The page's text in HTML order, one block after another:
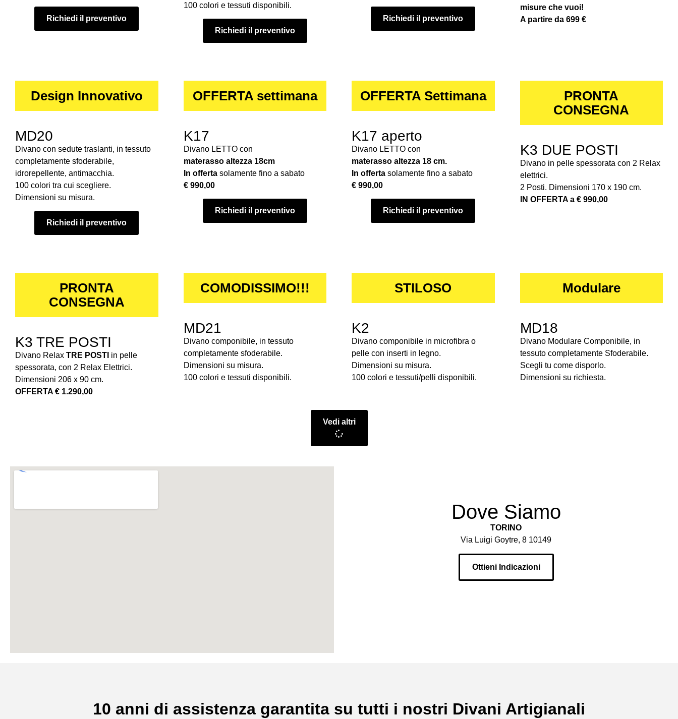
Richiedi il preventivo
100 colori e tessuti disponibili.
Richiedi il preventivo
Richiedi il preventivo
misure che vuoi!
A partire da 699 €
Design Innovativo
MD20
Divano con sedute traslanti, in tessuto
completamente sfoderabile,
idrorepellente, antimacchia.
100 colori tra cui scegliere.
Dimensioni su misura.
Richiedi il preventivo
OFFERTA settimana
K17
Divano LETTO con
materasso altezza 18cm
In offertasolamente fino a sabato
€ 990,00
Richiedi il preventivo
OFFERTA Settimana
K17 aperto
Divano LETTO con
materasso altezza 18 cm.
In offerta solamente fino a sabato
€ 990,00
Richiedi il preventivo
PRONTA
CONSEGNA
K3 DUE POSTI
Divano in pelle spessorata con 2 Relax
elettrici.
2 Posti. Dimensioni 170 x 190 cm.
IN OFFERTA a € 990,00
PRONTA
CONSEGNA
K3 TRE POSTI
Divano Relax TRE POSTI in pelle
spessorata, con 2 Relax Elettrici.
Dimensioni 206 x 90 cm.
OFFERTA € 1.290,00
COMODISSIMO!!!
MD21
Divano componibile, in tessuto
completamente sfoderabile.
Dimensioni su misura.
100 colori e tessuti disponibili.
STILOSO
K2
Divano componibile in microfibra o
pelle con inserti in legno.
Dimensioni su misura.
100 colori e tessuti/pelli disponibili.
Modulare
MD18
Divano Modulare Componibile, in
tessuto completamente Sfoderabile.
Scegli tu come disporlo.
Dimensioni su richiesta.
Vedi altri
Dove Siamo
TORINO
Via Luigi Goytre, 8 10149
Ottieni Indicazioni
10 anni di assistenza garantita su tutti i nostri Divani Artigianali